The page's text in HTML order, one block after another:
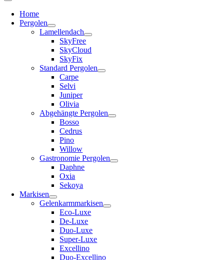
Home
Pergolen
Lamellendach
SkyFree
SkyCloud
SkyFix
Standard Pergolen
Carpe
Selvi
Juniper
Olivia
Abgehängte Pergolen
Bosso
Cedrus
Pino
Willow
Gastronomie Pergolen
Daphne
Oxia
Sekoya
Markisen
Gelenkarmmarkisen
Eco-Luxe
De-Luxe
Duo-Luxe
Super-Luxe
Excellino
Duo-Excellino